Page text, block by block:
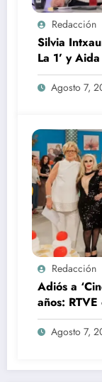
Redacción
Silvia
La 1’ y
360’
Agosto 7,
Redacción
Adiós a
años:
Agosto 7,